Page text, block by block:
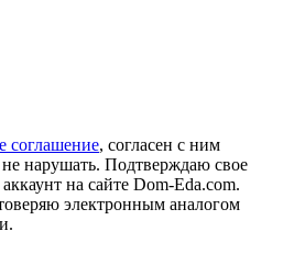
соглашение, согласен с ним
нарушать. Подтверждаю свое
на сайте Dom-Eda.com.
электронным аналогом